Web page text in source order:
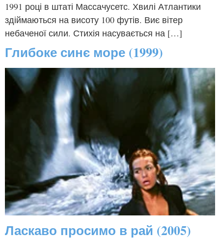
1991 році в штаті Массачусетс. Хвилі Атлантики
здіймаються на висоту 100 футів. Виє вітер
небаченої сили. Стихія насувається на […]
Глибоке синє море (1999)
Ласкаво просимо в рай (2005)